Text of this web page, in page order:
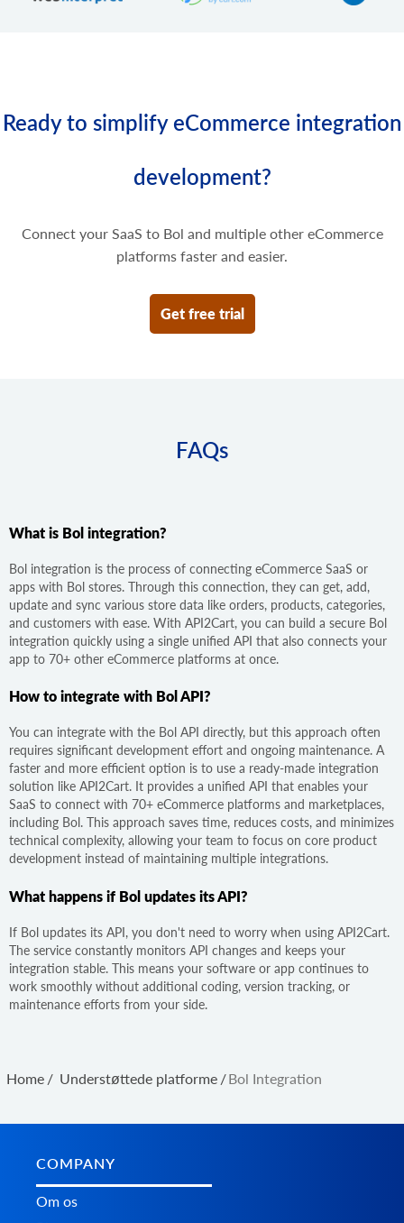
Slet nogle priser på produktvarianten.
Ready to simplify eCommerce integration
development?
Connect your SaaS to Bol and multiple other eCommerce
platforms faster and easier.
Get free trial
FAQs
What is Bol integration?
Bol integration is the process of connecting eCommerce SaaS or
apps with Bol stores. Through this connection, they can get, add,
update and sync various store data like orders, products, categories,
and customers with ease. With API2Cart, you can build a secure Bol
integration quickly using a single unified API that also connects your
app to 70+ other eCommerce platforms at once.
How to integrate with Bol API?
You can integrate with the Bol API directly, but this approach often
requires significant development effort and ongoing maintenance. A
faster and more efficient option is to use a ready-made integration
solution like API2Cart. It provides a unified API that enables your
SaaS to connect with 70+ eCommerce platforms and marketplaces,
including Bol. This approach saves time, reduces costs, and minimizes
technical complexity, allowing your team to focus on core product
development instead of maintaining multiple integrations.
What happens if Bol updates its API?
If Bol updates its API, you don't need to worry when using API2Cart.
The service constantly monitors API changes and keeps your
integration stable. This means your software or app continues to
work smoothly without additional coding, version tracking, or
maintenance efforts from your side.
Home / Understøttede platforme /Bol Integration
COMPANY
Om os